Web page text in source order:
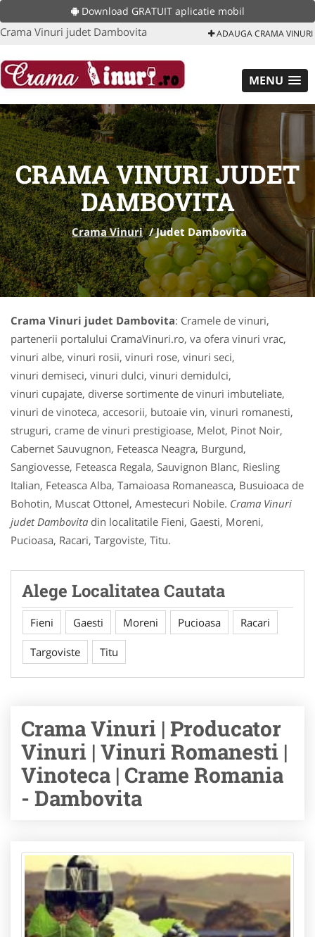
Download GRATUIT aplicatie mobil
Crama Vinuri judet Dambovita ADAUGA CRAMA VINURI
MENU
CRAMA VINURI JUDET
DAMBOVITA
Crama Vinuri /Judet Dambovita
Crama Vinuri judet Dambovita: Cramele de vinuri,
partenerii portalului CramaVinuri.ro, va ofera vinuri vrac,
vinuri albe, vinuri rosii, vinuri rose, vinuri seci,
vinuri demiseci, vinuri dulci, vinuri demidulci,
vinuri cupajate, diverse sortimente de vinuri imbuteliate,
vinuri de vinoteca, accesorii, butoaie vin, vinuri romanesti,
struguri, crame de vinuri prestigioase, Melot, Pinot Noir,
Cabernet Sauvugnon, Feteasca Neagra, Burgund,
Sangiovesse, Feteasca Regala, Sauvignon Blanc, Riesling
Italian, Feteasca Alba, Tamaioasa Romaneasca, Busuioaca de
Bohotin, Muscat Ottonel, Amestecuri Nobile. Crama Vinuri
judet Dambovita din localitatile Fieni, Gaesti, Moreni,
Pucioasa, Racari, Targoviste, Titu.
Alege Localitatea Cautata
Fieni Gaesti Moreni Pucioasa Racari
Targoviste Titu
Crama Vinuri | Producator
Vinuri | Vinuri Romanesti |
Vinoteca | Crame Romania
- Dambovita